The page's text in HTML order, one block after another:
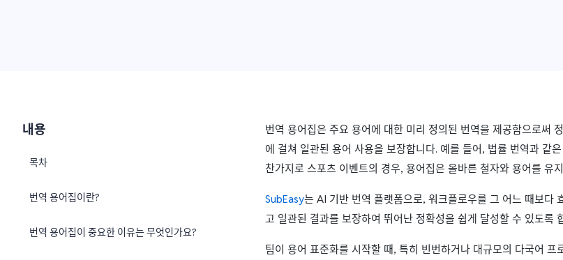
내용
목차
번역 용어집이란?
번역 용어집이 중요한 이유는 무엇인가요?
번역 용어집은 주요 용어에 대한 미리 정의된 번역을 제공함으로써
에 걸쳐 일관된 용어 사용을 보장합니다. 예를 들어, 법률 번역과 같
찬가지로 스포츠 이벤트의 경우, 용어집은 올바른 철자와 용어를 유
SubEasy는 AI 기반 번역 플랫폼으로, 워크플로우를 그 어느 때보다
고 일관된 결과를 보장하여 뛰어난 정확성을 쉽게 달성할 수 있도록
팀이 용어 표준화를 시작할 때, 특히 빈번하거나 대규모의 다국어